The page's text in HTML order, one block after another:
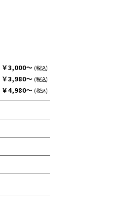
￥3,000～ (税込)
￥3,980～ (税込)
￥4,980～ (税込)